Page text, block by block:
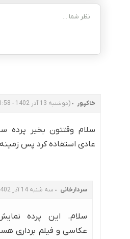
خاکپور (دوشنبه 13 آذر 1402 - 11:58)
سلام وقتتون بخیر پرده
عادی استفاده کرد پس
سردارخانی سه شنبه 14 آذر 1402 - 08:28
سلام. این پرده
عکاسی و فیلم برداری